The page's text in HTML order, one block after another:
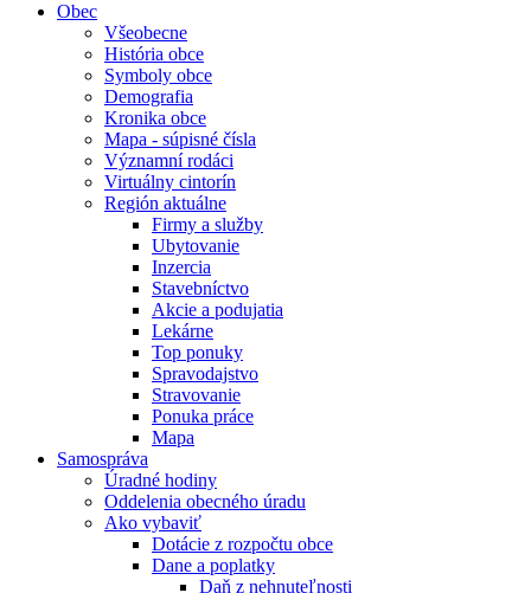
Obec
Všeobecne
História obce
Symboly obce
Demografia
Kronika obce
Mapa - súpisné čísla
Významní rodáci
Virtuálny cintorín
Región aktuálne
Firmy a služby
Ubytovanie
Inzercia
Stavebníctvo
Akcie a podujatia
Lekárne
Top ponuky
Spravodajstvo
Stravovanie
Ponuka práce
Mapa
Samospráva
Úradné hodiny
Oddelenia obecného úradu
Ako vybaviť
Dotácie z rozpočtu obce
Dane a poplatky
Daň z nehnuteľnosti